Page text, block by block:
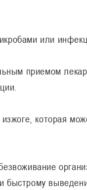
или
приемом
которая
быстрому